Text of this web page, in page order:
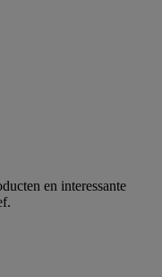
en interessante